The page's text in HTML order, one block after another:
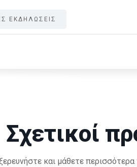
ΕΚΔΗΛΩΣΕΙΣ
Σχετικοί
και μάθετε